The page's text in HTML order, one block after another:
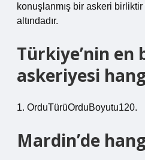
konuşlanmış bir askeri
altındadır.
Türkiye’nin en
askeriyesi
1. OrduTürüOrduBoyutu120.
Mardin’de